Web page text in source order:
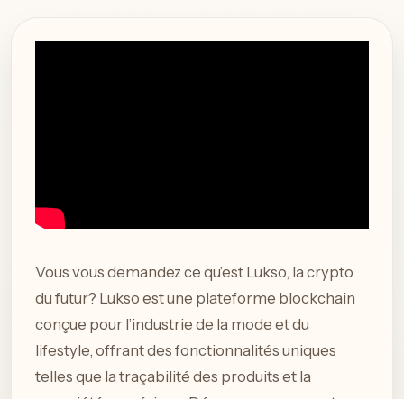
Vous vous demandez ce qu’est Lukso, la crypto
du futur? Lukso est une plateforme blockchain
conçue pour l’industrie de la mode et du
lifestyle, offrant des fonctionnalités uniques
telles que la traçabilité des produits et la